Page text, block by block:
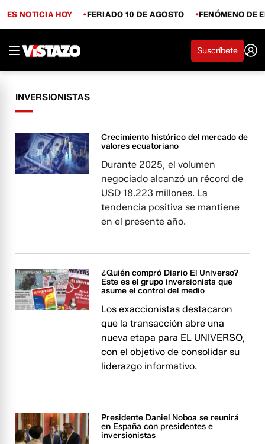
ES NOTICIA HOY FERIADO 10 DE AGOSTO FENÓMENO DE
Suscríbete
INVERSIONISTAS
Crecimiento histórico del mercado de
valores ecuatoriano
Durante 2025, el volumen
negociado alcanzó un récord de
USD 18.223 millones. La
tendencia positiva se mantiene
en el presente año.
¿Quién compró Diario El Universo?
Este es el grupo inversionista que
asume el control del medio
Los exaccionistas destacaron
que la transacción abre una
nueva etapa para EL UNIVERSO,
con el objetivo de consolidar su
liderazgo informativo.
Presidente Daniel Noboa se reunirá
en España con presidentes e
inversionistas